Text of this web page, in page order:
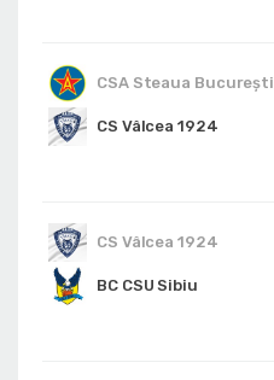
CSA Steaua București
CS Vâlcea 1924
CS Vâlcea 1924
BC CSU Sibiu